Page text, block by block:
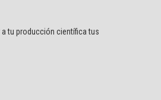
tu producción científica tus